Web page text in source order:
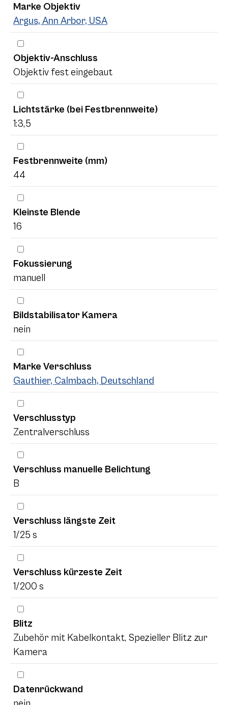
Marke Objektiv
Argus, Ann Arbor, USA
Objektiv-Anschluss
Objektiv fest eingebaut
Lichtstärke (bei Festbrennweite)
1:3,5
Festbrennweite (mm)
44
Kleinste Blende
16
Fokussierung
manuell
Bildstabilisator Kamera
nein
Marke Verschluss
Gauthier, Calmbach, Deutschland
Verschlusstyp
Zentralverschluss
Verschluss manuelle Belichtung
B
Verschluss längste Zeit
1/25 s
Verschluss kürzeste Zeit
1/200 s
Blitz
Zubehör mit Kabelkontakt, Spezieller Blitz zur
Kamera
Datenrückwand